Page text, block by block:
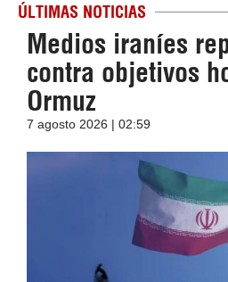
ÚLTIMAS NOTICIAS
Medios iraníes
contra objetivos
Ormuz
7 agosto 2026 | 02:59